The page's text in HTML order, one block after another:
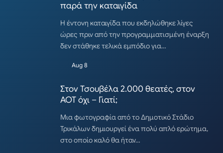
παρά την καταιγίδα
Η έντονη καταιγίδα που εκδηλώθηκε λίγες
ώρες πριν από την προγραμματισμένη έναρξη
δεν στάθηκε τελικά εμπόδιο για…
Aug 8
Στον Τσουβέλα 2.000 θεατές, στον
ΑΟΤ όχι – Γιατί;
Μια φωτογραφία από το Δημοτικό Στάδιο
Τρικάλων δημιουργεί ένα πολύ απλό ερώτημα,
στο οποίο καλό θα ήταν…